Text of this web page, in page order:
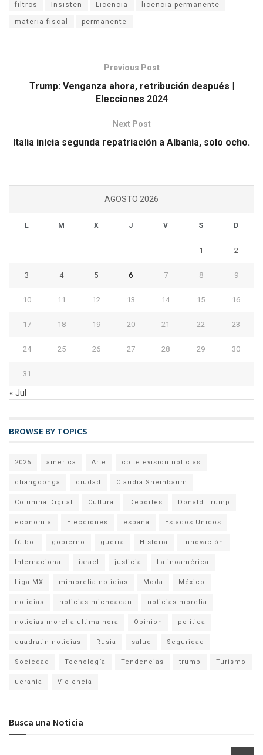
filtros Insisten Licencia licencia permanente
materia fiscal permanente
Previous Post
Trump: Venganza ahora, retribución después |
Elecciones 2024
Next Post
Italia inicia segunda repatriación a Albania, solo ocho.
AGOSTO 2026
L M X J V S D
1 2
3 4 5 6 7 8 9
10 11 12 13 14 15 16
17 18 19 20 21 22 23
24 25 26 27 28 29 30
31
« Jul
BROWSE BY TOPICS
2025 america Arte cb television noticias
changoonga ciudad Claudia Sheinbaum
Columna Digital Cultura Deportes Donald Trump
economia Elecciones españa Estados Unidos
fútbol gobierno guerra Historia Innovación
Internacional israel justicia Latinoamérica
Liga MX mimorelia noticias Moda México
noticias noticias michoacan noticias morelia
noticias morelia ultima hora Opinion politica
quadratin noticias Rusia salud Seguridad
Sociedad Tecnología Tendencias trump Turismo
ucrania Violencia
Busca una Noticia